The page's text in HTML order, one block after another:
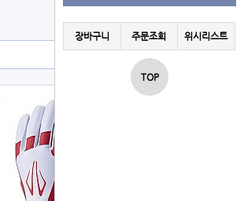
장바구니 주문조회 위시리스트
TOP